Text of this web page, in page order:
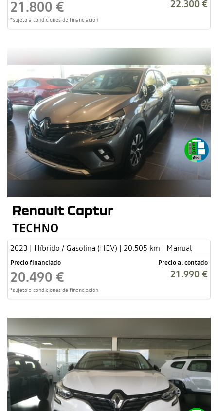
21.800 €
*sujeto a condiciones de financiación
22.300 €
Renault Captur
TECHNO
2023 | Híbrido / Gasolina (HEV) | 20.505 km | Manual
Precio financiado
20.490 €
*sujeto a condiciones de financiación
Precio al contado
21.990 €